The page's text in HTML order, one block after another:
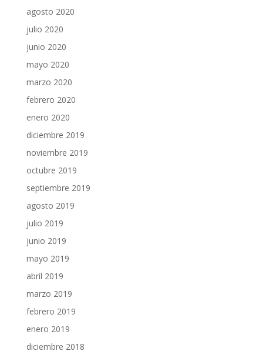
agosto 2020
julio 2020
junio 2020
mayo 2020
marzo 2020
febrero 2020
enero 2020
diciembre 2019
noviembre 2019
octubre 2019
septiembre 2019
agosto 2019
julio 2019
junio 2019
mayo 2019
abril 2019
marzo 2019
febrero 2019
enero 2019
diciembre 2018